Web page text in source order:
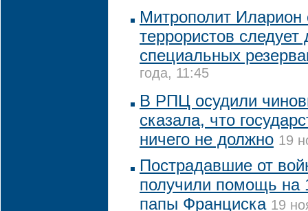
Митрополит Иларион
террористов следует
специальных
года, 11:45
В РПЦ осудили
сказала, что
ничего не должно 19
Пострадавшие от
получили помощь на
папы Франциска 19